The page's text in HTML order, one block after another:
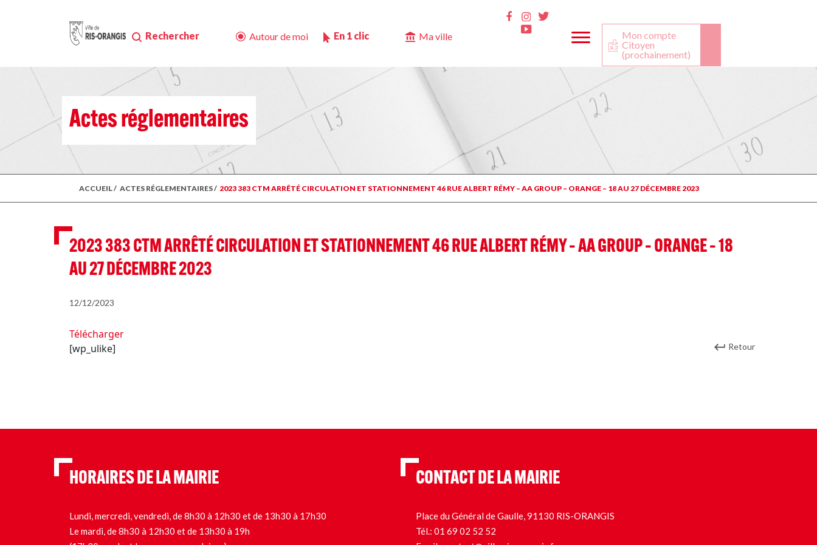
Rechercher Autour de moi En 1 clic Ma ville
Facebook
InstaTwitter
Youtube
Mon compte
Citoyen
(prochainement)
Actes réglementaires
ACCUEIL/ ACTES RÉGLEMENTAIRES/ 2023 383 CTM ARRÊTÉ CIRCULATION ET STATIONNEMENT 46 RUE ALBERT RÉMY – AA GROUP – ORANGE – 18 AU 27 DÉCEMBRE 2023
2023 383 CTM ARRÊTÉ CIRCULATION ET STATIONNEMENT 46 RUE ALBERT RÉMY – AA GROUP – ORANGE – 18
AU 27 DÉCEMBRE 2023
12/12/2023
Télécharger
[wp_ulike]
Retour
HORAIRES DE LA MAIRIE
Lundi, mercredi, vendredi, de 8h30 à 12h30 et de 13h30 à 17h30
Le mardi, de 8h30 à 12h30 et de 13h30 à 19h
CONTACT DE LA MAIRIE
Place du Général de Gaulle, 91130 RIS-ORANGIS
Tél.: 01 69 02 52 52